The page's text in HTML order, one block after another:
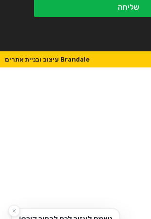
שליחה
Brandale עיצוב ובניית אתרים